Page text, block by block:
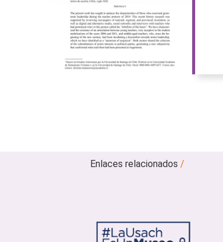
Enlaces relacionados/